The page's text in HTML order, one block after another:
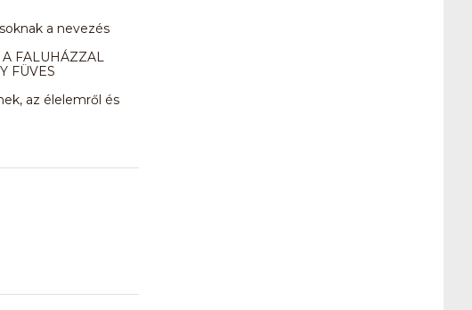
a nevezés
FALUHÁZZAL
FÜVES
az élelemről és